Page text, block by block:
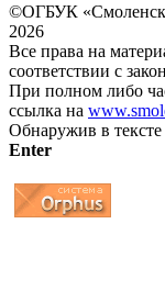
©ОГБУК
2026
Все права на
соответствии с
При полном либо
ссылка на
Обнаружив в
Enter